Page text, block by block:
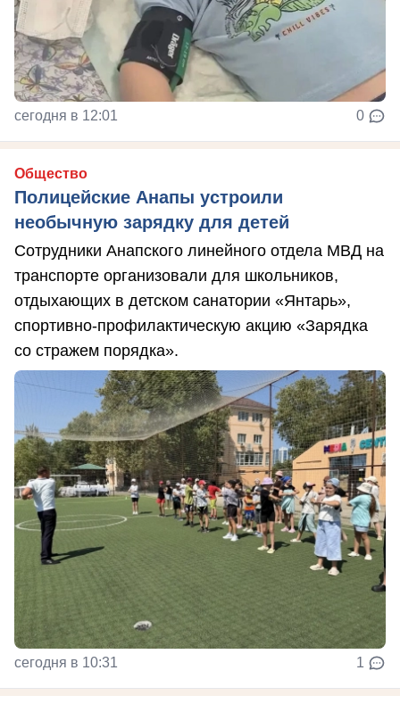
сегодня в 12:01 0
Общество
Полицейские Анапы устроили
необычную зарядку для детей
Сотрудники Анапского линейного отдела МВД на
транспорте организовали для школьников,
отдыхающих в детском санатории «Янтарь»,
спортивно-профилактическую акцию «Зарядка
со стражем порядка».
сегодня в 10:31 1